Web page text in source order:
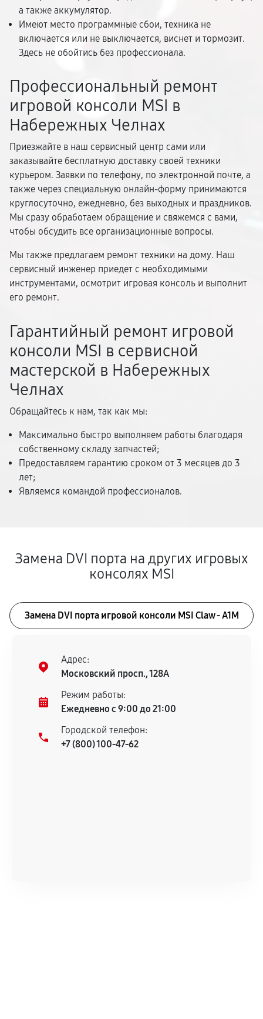
а также аккумулятор.
Имеют место программные сбои, техника не
включается или не выключается, виснет и тормозит.
Здесь не обойтись без профессионала.
Профессиональный ремонт
игровой консоли MSI в
Набережных Челнах
Приезжайте в наш сервисный центр сами или
заказывайте бесплатную доставку своей техники
курьером. Заявки по телефону, по электронной почте, а
также через специальную онлайн-форму принимаются
круглосуточно, ежедневно, без выходных и праздников.
Мы сразу обработаем обращение и свяжемся с вами,
чтобы обсудить все организационные вопросы.
Мы также предлагаем ремонт техники на дому. Наш
сервисный инженер приедет с необходимыми
инструментами, осмотрит игровая консоль и выполнит
его ремонт.
Гарантийный ремонт игровой
консоли MSI в сервисной
мастерской в Набережных
Челнах
Обращайтесь к нам, так как мы:
Максимально быстро выполняем работы благодаря
собственному складу запчастей;
Предоставляем гарантию сроком от 3 месяцев до 3
лет;
Являемся командой профессионалов.
Замена DVI порта на других игровых
консолях MSI
Замена DVI порта игровой консоли MSI Claw - A1M
Адрес:
Московский просп., 128А
Режим работы:
Ежедневно с 9:00 до 21:00
Городской телефон:
+7 (800) 100-47-62